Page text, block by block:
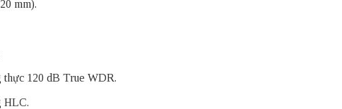
mm).
thực 120 dB True WDR.
HLC.